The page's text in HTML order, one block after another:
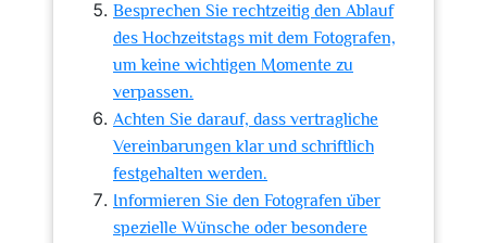
Besprechen Sie rechtzeitig den Ablauf
des Hochzeitstags mit dem Fotografen,
um keine wichtigen Momente zu
verpassen.
Achten Sie darauf, dass vertragliche
Vereinbarungen klar und schriftlich
festgehalten werden.
Informieren Sie den Fotografen über
spezielle Wünsche oder besondere